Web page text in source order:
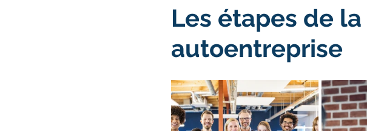
Les étapes de
autoentreprise